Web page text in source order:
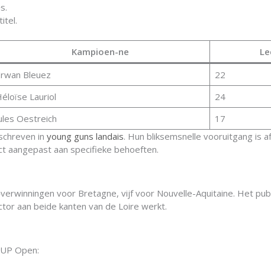
Kampioen-ne
Bleuez 22
Lauriol 24
Oestreich 17
in young guns landais. Hun bliksemsnelle vooruitgang is
aangepast aan specifieke behoeften.
voor Bretagne, vijf voor Nouvelle-Aquitaine. Het
aan beide kanten van de Loire werkt.
Open: